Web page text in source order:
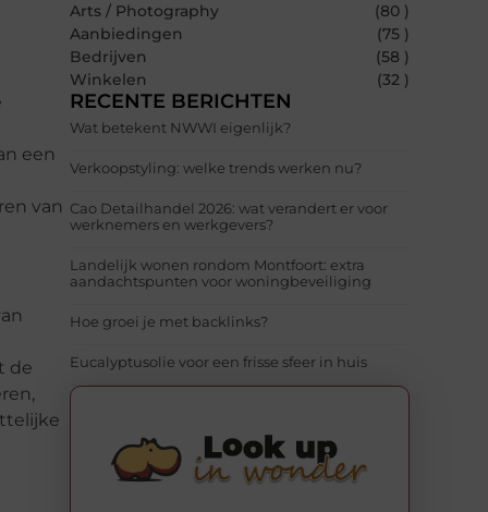
een
van
de
Arts / Photography
(80 )
Aanbiedingen
(75 )
Bedrijven
(58 )
Winkelen
(32 )
RECENTE BERICHTEN
Wat betekent NWWI eigenlijk?
Verkoopstyling: welke trends werken nu?
Cao Detailhandel 2026: wat verandert er voor
werknemers en werkgevers?
Landelijk wonen rondom Montfoort: extra
aandachtspunten voor woningbeveiliging
Hoe groei je met backlinks?
Eucalyptusolie voor een frisse sfeer in huis